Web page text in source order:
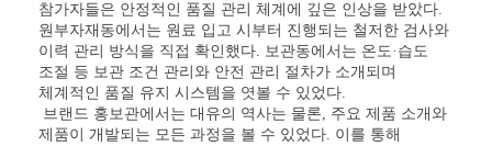
참가자들은 안정적인 품질 관리 체계에 깊은 인상을 받았다.
원부자재동에서는 원료 입고 시부터 진행되는 철저한 검사와
이력 관리 방식을 직접 확인했다. 보관동에서는 온도· 습도
조절 등 보관 조건 관리와 안전 관리 절차가 소개되며
체계적인 품질 유지 시스템을 엿볼 수 있었다.
브랜드 홍보관에서는 대유의 역사는 물론, 주요 제품 소개와
제품이 개발되는 모든 과정을 볼 수 있었다. 이를 통해